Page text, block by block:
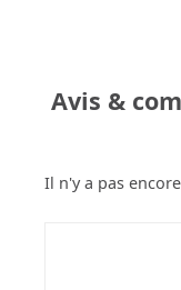
Avis &
Il n'y a pas